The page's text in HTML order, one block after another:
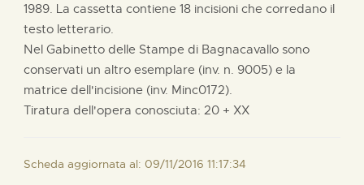
1989. La cassetta contiene 18 incisioni che corredano il
testo letterario.
Nel Gabinetto delle Stampe di Bagnacavallo sono
conservati un altro esemplare (inv. n. 9005) e la
matrice dell'incisione (inv. Minc0172).
Tiratura dell'opera conosciuta: 20 + XX
Scheda aggiornata al: 09/11/2016 11:17:34